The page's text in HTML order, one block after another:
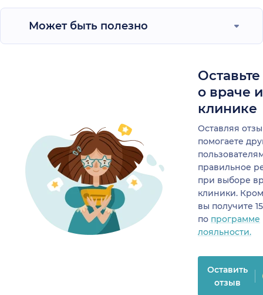
Может быть полезно
о враче
клинике
Оставляя
помогаете
правильное
при выборе
клиники.
вы получите
по программе
лояльности.
Оставить
отзыв